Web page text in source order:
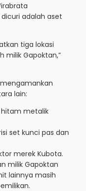
adalah aset
tiga lokasi
milik Gapoktan,”
lain:
hitam metalik
set kunci pas dan
merek Kubota.
milik Gapoktan
lainnya masih